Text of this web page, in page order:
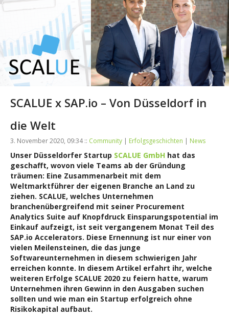
SCALUE x SAP.io – Von Düsseldorf in
die Welt
3. November 2020, 09:34 :: Community | Erfolgsgeschichten | News
Unser Düsseldorfer Startup SCALUE GmbH hat das
geschafft, wovon viele Teams ab der Gründung
träumen: Eine Zusammenarbeit mit dem
Weltmarktführer der eigenen Branche an Land zu
ziehen. SCALUE, welches Unternehmen
branchenübergreifend mit seiner Procurement
Analytics Suite auf Knopfdruck Einsparungspotential im
Einkauf aufzeigt, ist seit vergangenem Monat Teil des
SAP.io Accelerators. Diese Ernennung ist nur einer von
vielen Meilensteinen, die das junge
Softwareunternehmen in diesem schwierigen Jahr
erreichen konnte. In diesem Artikel erfahrt ihr, welche
weiteren Erfolge SCALUE 2020 zu feiern hatte, warum
Unternehmen ihren Gewinn in den Ausgaben suchen
sollten und wie man ein Startup erfolgreich ohne
Risikokapital aufbaut.